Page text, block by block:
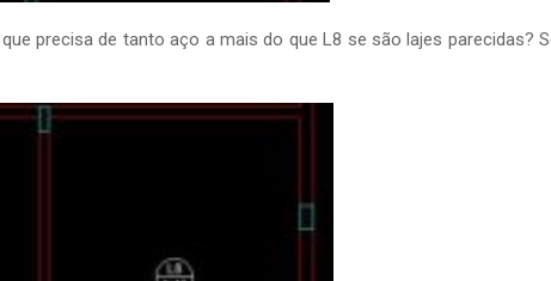
precisa de tanto aço a mais do que L8 se são lajes parecidas?